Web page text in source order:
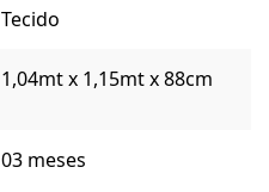
Tecido
1,04mt x 1,15mt x 88cm
03 meses